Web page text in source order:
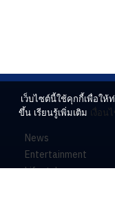
News
Entertainment
Lifestyle
เว็บไซต์นี้ใช้คุกกี้เพื่อให้
ขึ้น เรียนรู้เพิ่มเติม เงื่อน